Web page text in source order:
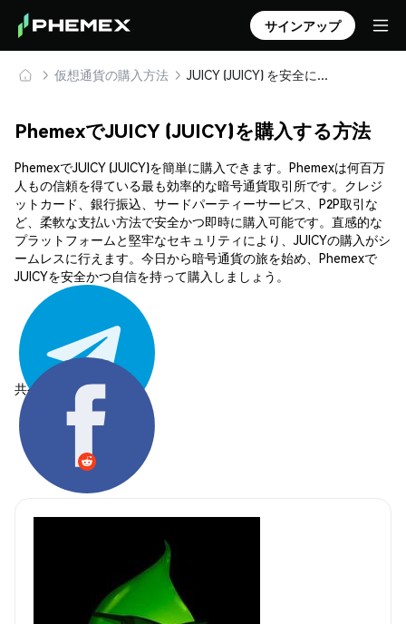
サインアップ
仮想通貨の購入方法 JUICY (JUICY) を安全に購入・保管
PhemexでJUICY (JUICY)を購入する方法
PhemexでJUICY (JUICY)を簡単に購入できます。Phemexは何百万
人もの信頼を得ている最も効率的な暗号通貨取引所です。クレジ
ットカード、銀行振込、サードパーティーサービス、P2P取引な
ど、柔軟な支払い方法で安全かつ即時に購入可能です。直感的な
プラットフォームと堅牢なセキュリティにより、JUICYの購入がシ
ームレスに行えます。今日から暗号通貨の旅を始め、Phemexで
JUICYを安全かつ自信を持って購入しましょう。
共有する: